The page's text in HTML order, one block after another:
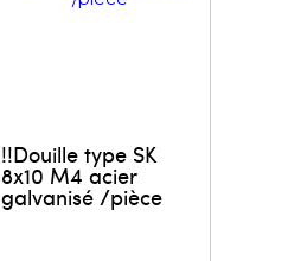
!!Douille type SK
8x10 M4 acier
galvanisé /pièce